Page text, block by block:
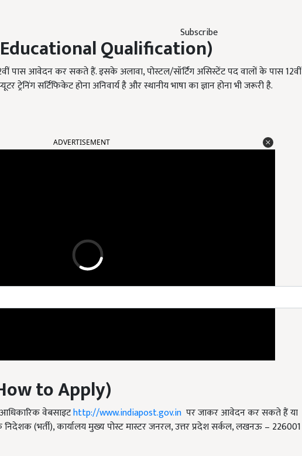
Subscribe
Educational Qualification)
पास आवेदन कर सकते हैं. इसके अलावा, पोस्टल/सॉर्टिंग असिस्टेंट पद वालों के पास 12वीं
ट्रेनिंग सर्टिफिकेट होना अनिवार्य है और स्थानीय भाषा का ज्ञान होना भी जरूरी है.
to Apply)
वेबसाइटhttp://www.indiapost.gov.in
(भर्ती), कार्यालय मुख्य पोस्ट मास्टर जनरल, उत्तर प्रदेश सर्कल, लखनऊ – 226001